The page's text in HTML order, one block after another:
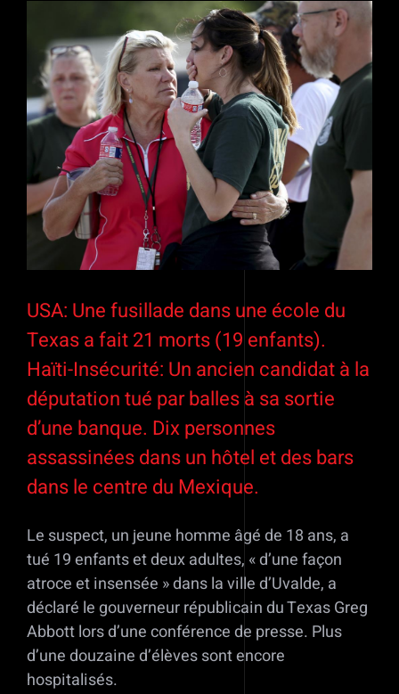
l'image
agrandie
USA: Une fusillade dans une école du
Texas a fait 21 morts (19 enfants).
Haïti-Insécurité: Un ancien candidat à la
députation tué par balles à sa sortie
d’une banque. Dix personnes
assassinées dans un hôtel et des bars
dans le centre du Mexique.
Le suspect, un jeune homme âgé de 18 ans, a
tué 19 enfants et deux adultes, « d’une façon
atroce et insensée » dans la ville d’Uvalde, a
déclaré le gouverneur républicain du Texas Greg
Abbott lors d’une conférence de presse. Plus
d’une douzaine d’élèves sont encore
hospitalisés.